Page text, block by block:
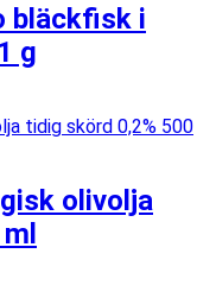
bläckfisk i
g
olivolja